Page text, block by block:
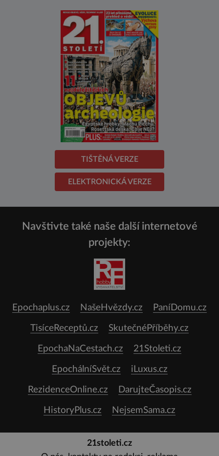
TIŠTĚNÁ VERZE
ELEKTRONICKÁ VERZE
Navštivte také naše další internetové
projekty:
Epochaplus.cz NašeHvězdy.cz PaníDomu.cz
TisíceReceptů.cz SkutečnéPříběhy.cz
EpochaNaCestach.cz 21Stoleti.cz
EpochálníSvět.cz iLuxus.cz
RezidenceOnline.cz DarujteČasopis.cz
HistoryPlus.cz NejsemSama.cz
21stoleti.cz